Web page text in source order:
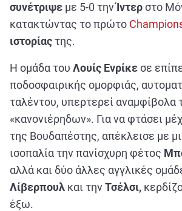
συνέτριψε με 5-0 τηνΊντερστο
κατακτώντας το πρώτο
ιστορίαςτης.
H ομάδα του Λουίς Ενρίκεσε
ποδοσφαιρικής ομορφιάς,
ταλέντου, υπερτερεί αναμφίβολα
«κανονιέρηδων». Για να φτάσει
της Βουδαπέστης, απέκλεισε με
ισοπαλία την πανίσχυρη φέτος
αλλά και δύο άλλες αγγλικές
Λίβερπουλ και τηνΤσέλσι,
έξω.